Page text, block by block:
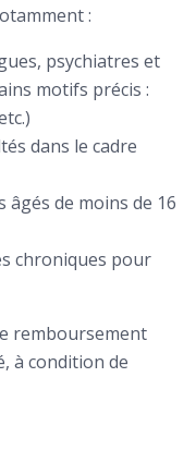
:
psychiatres et
motifs précis :
dans le cadre
âgés de moins de 16
chroniques pour
remboursement
à condition de